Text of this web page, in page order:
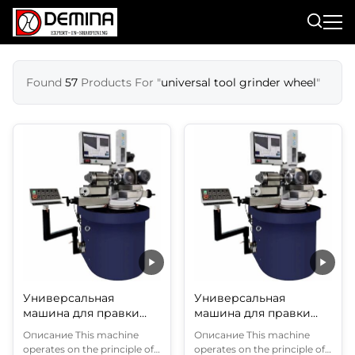
Found 57 Products For "universal tool grinder wheel"
Универсальная
машина для правки
шлифовальных кругов
WD-2
Описание This machine
operates on the principle of
Универсальная
машина для правки
шлифовальных кругов
WD-2
Описание This machine
operates on the principle of